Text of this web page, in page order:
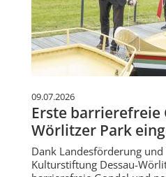
09.07.2026
Erste barrierefreie
Wörlitzer Park
Dank Landesförderung
Kulturstiftung Dessau-